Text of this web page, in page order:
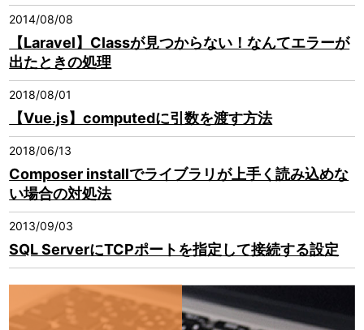
2014/08/08
【Laravel】Classが見つからない！なんてエラーが
出たときの処理
2018/08/01
【Vue.js】computedに引数を渡す方法
2018/06/13
Composer installでライブラリが上手く読み込めな
い場合の対処法
2013/09/03
SQL ServerにTCPポートを指定して接続する設定